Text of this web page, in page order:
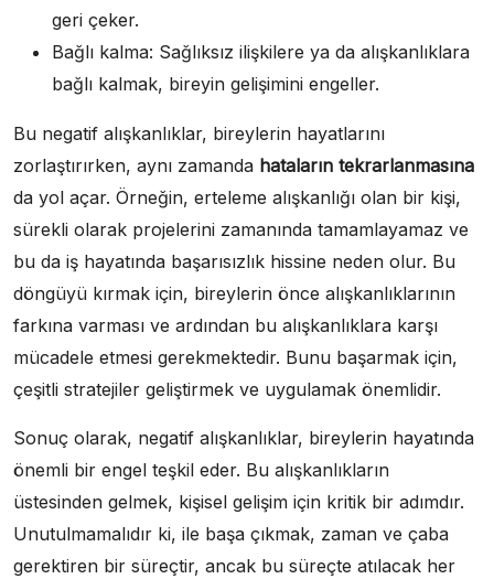
geri çeker.
Bağlı kalma: Sağlıksız ilişkilere ya da alışkanlıklara
bağlı kalmak, bireyin gelişimini engeller.
Bu negatif alışkanlıklar, bireylerin hayatlarını
zorlaştırırken, aynı zamanda hataların tekrarlanmasına
da yol açar. Örneğin, erteleme alışkanlığı olan bir kişi,
sürekli olarak projelerini zamanında tamamlayamaz ve
bu da iş hayatında başarısızlık hissine neden olur. Bu
döngüyü kırmak için, bireylerin önce alışkanlıklarının
farkına varması ve ardından bu alışkanlıklara karşı
mücadele etmesi gerekmektedir. Bunu başarmak için,
çeşitli stratejiler geliştirmek ve uygulamak önemlidir.
Sonuç olarak, negatif alışkanlıklar, bireylerin hayatında
önemli bir engel teşkil eder. Bu alışkanlıkların
üstesinden gelmek, kişisel gelişim için kritik bir adımdır.
Unutulmamalıdır ki, ile başa çıkmak, zaman ve çaba
gerektiren bir süreçtir, ancak bu süreçte atılacak her